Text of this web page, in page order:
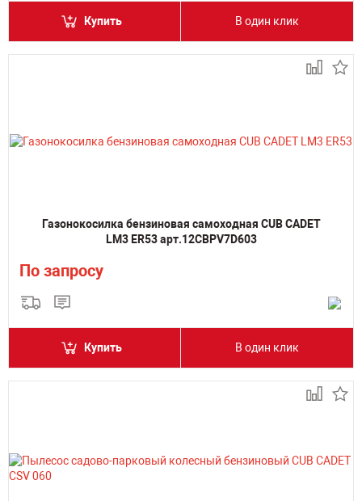
Купить В один клик
Газонокосилка бензиновая самоходная CUB CADET
LM3 ER53 арт.12CBPV7D603
По запросу
Купить В один клик